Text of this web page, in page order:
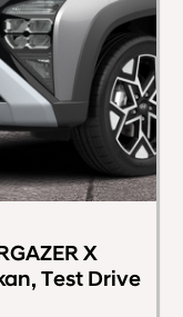
X
Test Drive